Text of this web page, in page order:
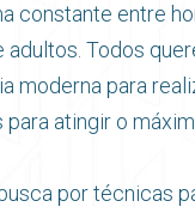
constante entre
adultos. Todos
moderna para
atingir o
por técnicas